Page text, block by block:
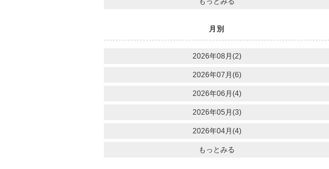
月別
2026年08月(2)
2026年07月(6)
2026年06月(4)
2026年05月(3)
2026年04月(4)
もっとみる